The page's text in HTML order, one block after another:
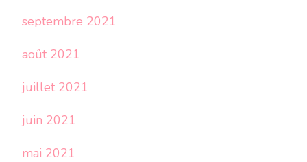
septembre 2021
août 2021
juillet 2021
juin 2021
mai 2021